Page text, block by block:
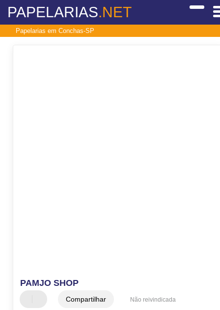
PAPELARIAS.NET
Papelarias em Conchas-SP
PAMJO SHOP
Compartilhar Não reivindicada